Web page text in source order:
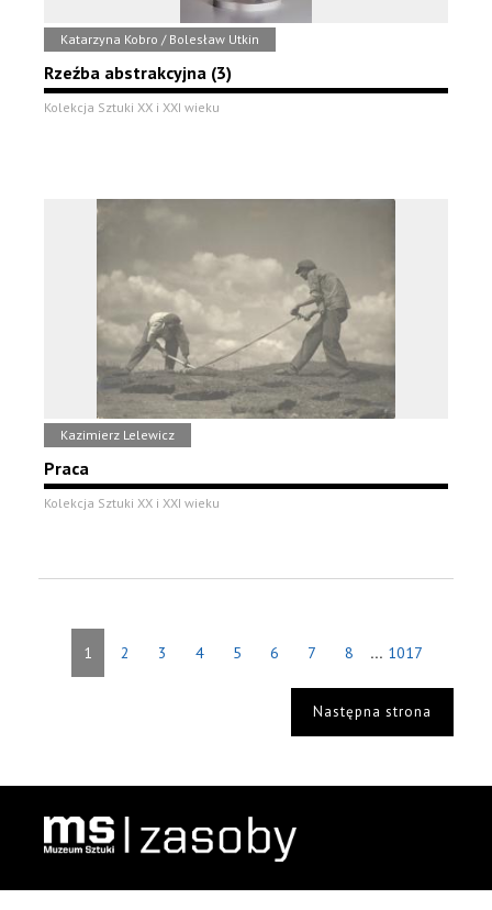
Katarzyna Kobro / Bolesław Utkin
Rzeźba abstrakcyjna (3)
Kolekcja Sztuki XX i XXI wieku
Kazimierz Lelewicz
Praca
Kolekcja Sztuki XX i XXI wieku
1 2 3 4 5 6 7 8 ... 1017
Następna strona